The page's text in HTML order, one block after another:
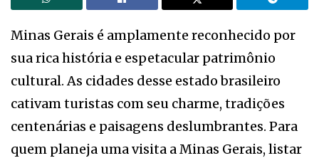
Minas Gerais é amplamente reconhecido por
sua rica história e espetacular patrimônio
cultural. As cidades desse estado brasileiro
cativam turistas com seu charme, tradições
centenárias e paisagens deslumbrantes. Para
quem planeja uma visita a Minas Gerais, listar